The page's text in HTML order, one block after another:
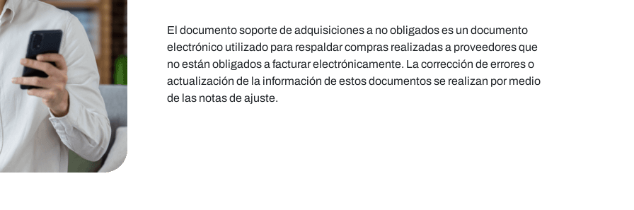
El documento soporte de adquisiciones a no obligados es un documento
electrónico utilizado para respaldar compras realizadas a proveedores que
no están obligados a facturar electrónicamente. La corrección de errores o
actualización de la información de estos documentos se realizan por medio
de las notas de ajuste.